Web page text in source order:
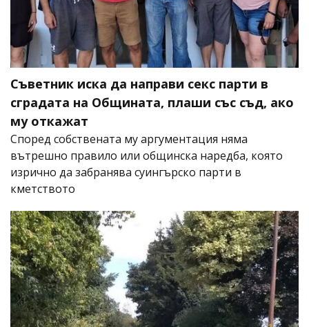
Съветник иска да направи секс парти в
сградата на Общината, плаши със съд, ако
му откажат
Според собствената му аргументация няма
вътрешно правило или общинска наредба, която
изрично да забранява суингърско парти в
кметството